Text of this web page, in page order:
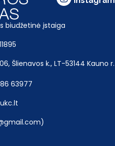
biudžetinė įstaiga
Šlienavos k., LT-53144 Kauno r.
63977